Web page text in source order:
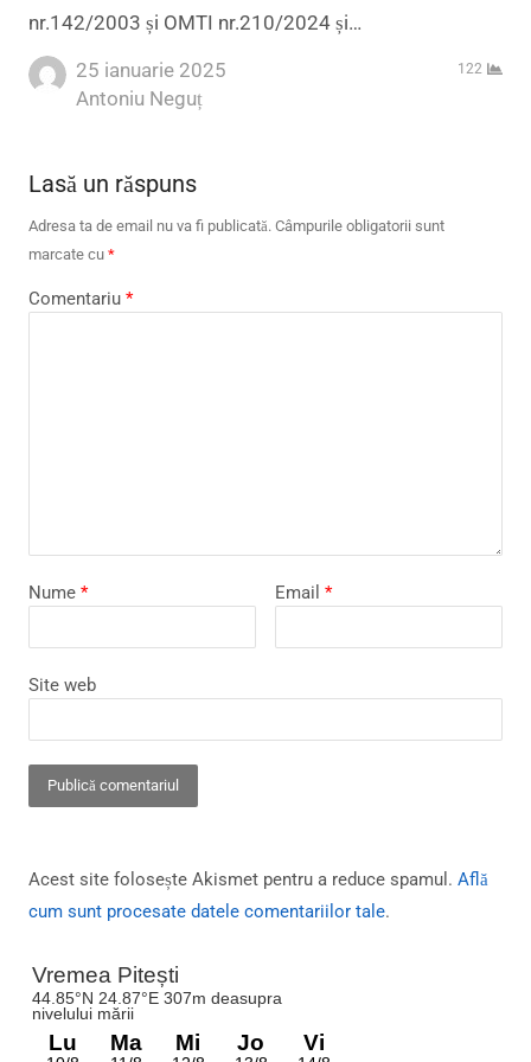
nr.142/2003 și OMTI nr.210/2024 și…
25 ianuarie 2025
Author
Antoniu Neguț
122
Lasă un răspuns
Adresa ta de email nu va fi publicată. Câmpurile obligatorii sunt
marcate cu *
Comentariu *
Nume * Email *
Site web
Acest site folosește Akismet pentru a reduce spamul. Află
cum sunt procesate datele comentariilor tale.